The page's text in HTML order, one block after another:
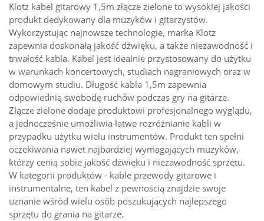
Klotz kabel gitarowy 1,5m złącze zielone to wysokiej jakości
produkt dedykowany dla muzyków i gitarzystów.
Wykorzystując najnowsze technologie, marka Klotz
zapewnia doskonałą jakość dźwięku, a także niezawodność i
trwałość kabla. Kabel jest idealnie przystosowany do użytku
w warunkach koncertowych, studiach nagraniowych oraz w
domowym studiu. Długość kabla 1,5m zapewnia
odpowiednią swobodę ruchów podczas gry na gitarze.
Złącze zielone dodaje produktowi profesjonalnego wyglądu,
a jednocześnie umożliwia łatwe rozróżnianie kabli w
przypadku użytku wielu instrumentów. Produkt ten spełni
oczekiwania nawet najbardziej wymagających muzyków,
którzy cenią sobie jakość dźwięku i niezawodność sprzętu.
W kategorii produktów - kable przewody gitarowe i
instrumentalne, ten kabel z pewnością znajdzie swoje
uznanie wśród wielu osób poszukujących najlepszego
sprzętu do grania na gitarze.